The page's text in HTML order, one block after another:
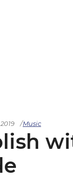
Music